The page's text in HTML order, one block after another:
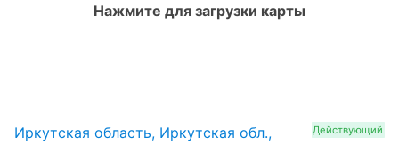
Нажмите для загрузки карты
Иркутская область, Иркутская обл.,
Действующий